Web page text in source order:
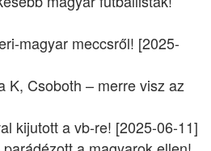
magyar meccsről! [2025-
K, Csoboth – merre visz az
kijutott a vb-re! [2025-06-11]